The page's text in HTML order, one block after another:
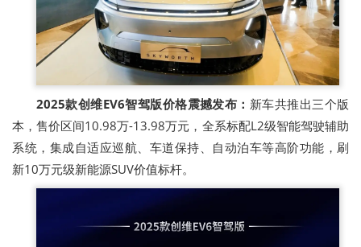
2025款创维EV6智驾版价格震撼发布： 新车共推出三个版
本，售价区间10.98万-13.98万元，全系标配L2级智能驾驶辅助
系统，集成自适应巡航、车道保持、自动泊车等高阶功能，刷
新10万元级新能源SUV价值标杆。